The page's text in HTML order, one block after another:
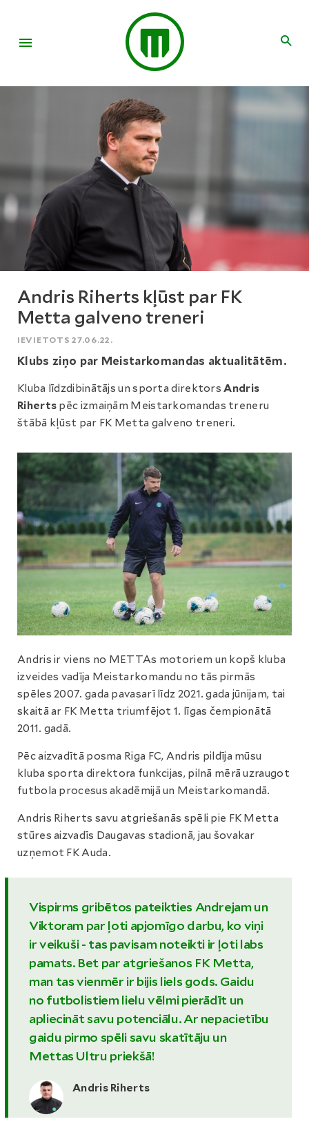
Andris Riherts kļūst par FK
Metta galveno treneri
IEVIETOTS 27.06.22.
Klubs ziņo par Meistarkomandas aktualitātēm.
Kluba līdzdibinātājs un sporta direktorsAndris
Riherts pēc izmaiņām Meistarkomandas treneru
štābā kļūst par FK Metta galveno treneri.
Andris ir viens no METTAs motoriem un kopš kluba
izveides vadīja Meistarkomandu no tās pirmās
spēles 2007. gada pavasarī līdz 2021. gada jūnijam, tai
skaitā ar FK Metta triumfējot 1. līgas čempionātā
2011. gadā.
Pēc aizvadītā posma Riga FC, Andris pildīja mūsu
kluba sporta direktora funkcijas, pilnā mērā uzraugot
futbola procesus akadēmijā un Meistarkomandā.
Andris Riherts savu atgriešanās spēli pie FK Metta
stūres aizvadīs Daugavas stadionā, jau šovakar
uzņemot FK Auda.
Vispirms gribētos pateikties Andrejam un
Viktoram par ļoti apjomīgo darbu, ko viņi
ir veikuši - tas pavisam noteikti ir ļoti labs
pamats. Bet par atgriešanos FK Metta,
man tas vienmēr ir bijis liels gods. Gaidu
no futbolistiem lielu vēlmi pierādīt un
apliecināt savu potenciālu. Ar nepacietību
gaidu pirmo spēli savu skatītāju un
Mettas Ultru priekšā!
Andris Riherts